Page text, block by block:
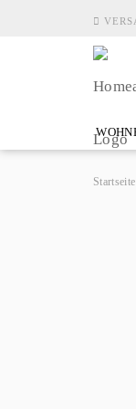
Startseite